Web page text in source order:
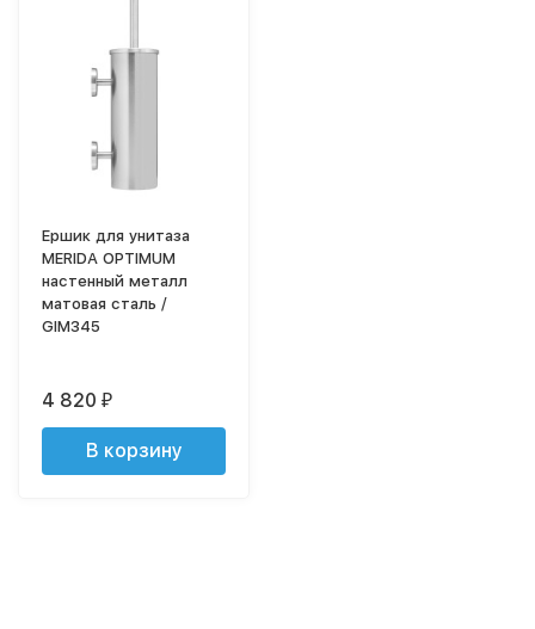
Ершик для унитаза
MERIDA OPTIMUM
настенный металл
матовая сталь /
GIM345
4 820 ₽
В корзину